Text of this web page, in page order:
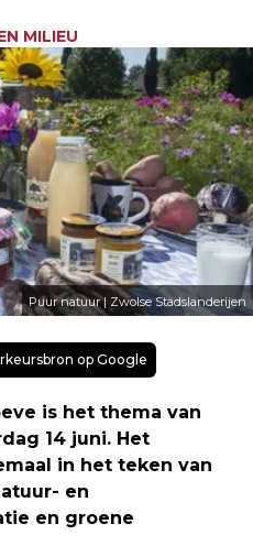
MILIEU
Puur natuur | Zwolse Stadslanderijen
op Google
is het thema van
14 juni. Het
in het teken van
en
en groene